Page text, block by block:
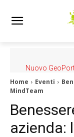
Nuovo
Home Eventi
MindTeam
azienda: